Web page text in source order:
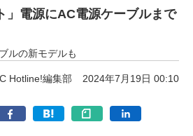
」電源にAC電源ケーブルまで
ルの新モデルも
Hotline!編集部 2024年7月19日 00:10